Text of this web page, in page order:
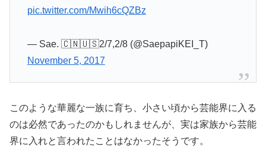
pic.twitter.com/Mwih6cQZBz
— Sae. 🇨🇳🇺🇸2/7,2/8 (@SaepapiKEI_T)
November 5, 2017
このような華麗な一族に育ち、小さい頃から芸能界に入る
のは必然であったのかもしれませんが、実は家族から芸能
界に入れと言われたことはなかったそうです。